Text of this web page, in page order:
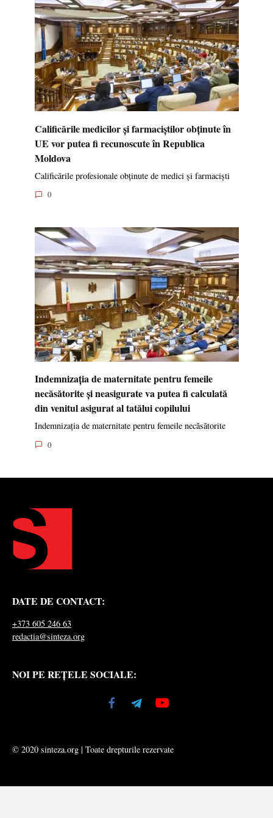
Calificările medicilor și farmaciștilor obținute în
UE vor putea fi recunoscute în Republica
Moldova
Calificările profesionale obținute de medici și farmaciști
0
Indemnizația de maternitate pentru femeile
necăsătorite și neasigurate va putea fi calculată
din venitul asigurat al tatălui copilului
Indemnizația de maternitate pentru femeile necăsătorite
0
DATE DE CONTACT:
+373 605 246 63
redactia@sinteza.org
NOI PE REȚELE SOCIALE:
© 2020 sinteza.org | Toate drepturile rezervate